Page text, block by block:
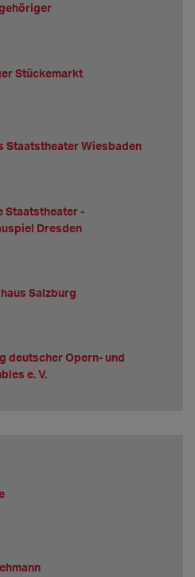
Stückemarkt
Staatstheater Wiesbaden
Staatstheater -
Dresden
Salzburg
deutscher Opern- und
e. V.